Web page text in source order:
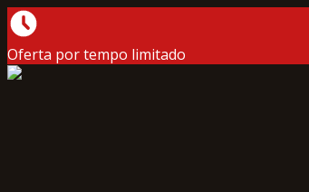
Oferta por tempo limitado